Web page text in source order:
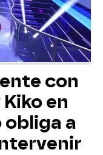
con
en
obliga a